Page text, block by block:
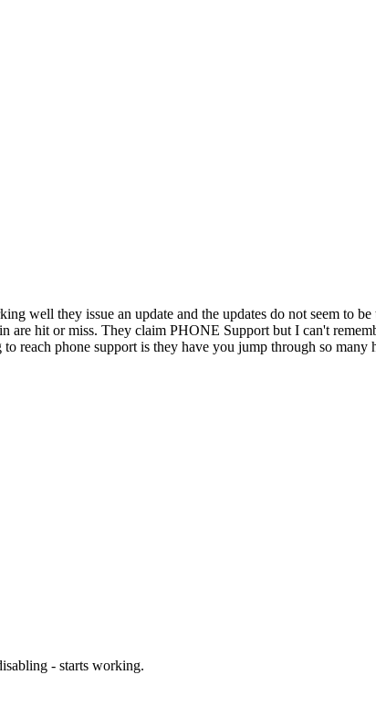
well they issue an update and the updates do not seem to
are hit or miss. They claim PHONE Support but I can't
reach phone support is they have you jump through so
- starts working.